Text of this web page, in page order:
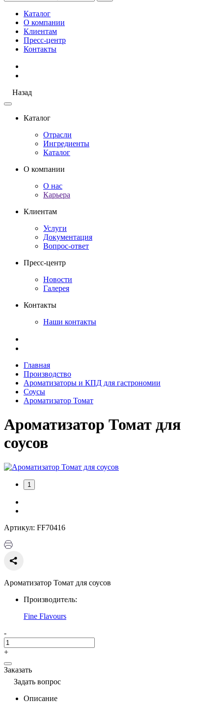
Каталог
О компании
Клиентам
Пресс-центр
Контакты
Назад
Каталог
Отрасли
Ингредиенты
Каталог
О компании
О нас
Карьера
Клиентам
Услуги
Документация
Вопрос-ответ
Пресс-центр
Новости
Галерея
Контакты
Наши контакты
Главная
Производство
Ароматизаторы и КПД для гастрономии
Соусы
Ароматизатор Томат
Ароматизатор Томат для
соусов
1
Артикул: FF70416
Ароматизатор Томат для соусов
Производитель:
Fine Flavours
-
+
Заказать
Задать вопрос
Описание